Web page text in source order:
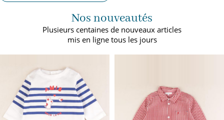
Nos nouveautés
Plusieurs centaines de nouveaux articles
mis en ligne tous les jours